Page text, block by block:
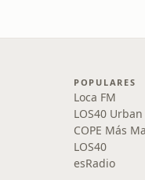
POPULARES
Loca FM
LOS40 Urban
COPE Más
LOS40
esRadio